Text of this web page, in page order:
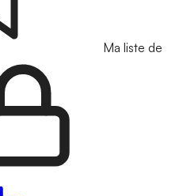
Ma liste de